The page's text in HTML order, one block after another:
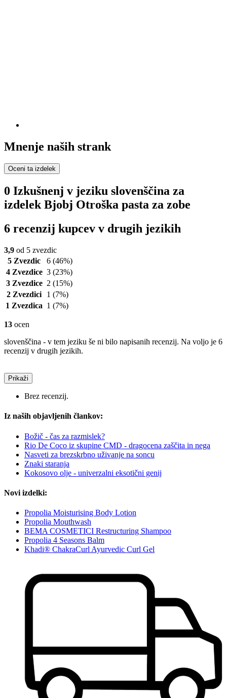
Mnenje naših strank
Oceni ta izdelek
0 Izkušnenj v jeziku slovenščina za
izdelek Bjobj Otroška pasta za zobe
6 recenzij kupcev v drugih jezikih
3,9 od 5 zvezdic
5 Zvezdic
6 (46%)
4 Zvezdice 3 (23%)
3 Zvezdice 2 (15%)
2 Zvezdici
1 (7%)
1 Zvezdica 1 (7%)
13 ocen
slovenščina - v tem jeziku še ni bilo napisanih recenzij. Na voljo je 6
recenzij v drugih jezikih.
Prikaži
Brez recenzij.
Iz naših objavljenih člankov:
Božič - čas za razmislek?
Rio De Coco iz skupine CMD - dragocena zaščita in nega
Nasveti za brezskrbno uživanje na soncu
Znaki staranja
Kokosovo olje - univerzalni eksotični genij
Novi izdelki:
Propolia Moisturising Body Lotion
Propolia Mouthwash
BEMA COSMETICI Restructuring Shampoo
Propolia 4 Seasons Balm
Khadi® ChakraCurl Ayurvedic Curl Gel